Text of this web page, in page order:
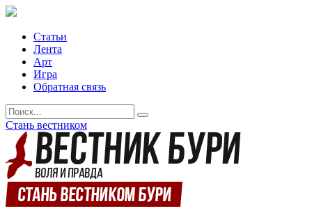
Статьи
Лента
Арт
Игра
Обратная связь
Стань вестником